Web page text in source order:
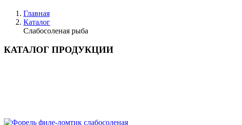
Главная
Каталог
Слабосоленая рыба
КАТАЛОГ ПРОДУКЦИИ